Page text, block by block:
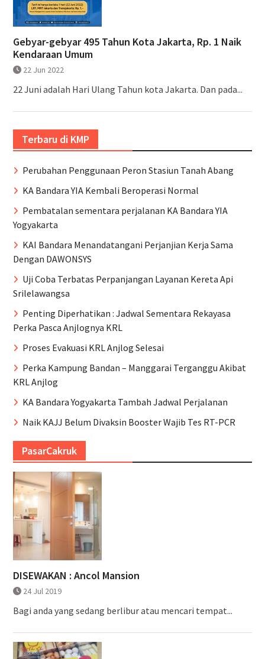
Gebyar-gebyar 495 Tahun Kota Jakarta, Rp. 1 Naik
Kendaraan Umum
22 Jun 2022
22 Juni adalah Hari Ulang Tahun kota Jakarta. Dan pada...
Terbaru di KMP
Perubahan Penggunaan Peron Stasiun Tanah Abang
KA Bandara YIA Kembali Beroperasi Normal
Pembatalan sementara perjalanan KA Bandara YIA
Yogyakarta
KAI Bandara Menandatangani Perjanjian Kerja Sama
Dengan DAWONSYS
Uji Coba Terbatas Perpanjangan Layanan Kereta Api
Srilelawangsa
Penting Diperhatikan : Jadwal Sementara Rekayasa
Perka Pasca Anjlognya KRL
Proses Evakuasi KRL Anjlog Selesai
Perka Kampung Bandan – Manggarai Terganggu Akibat
KRL Anjlog
KA Bandara Yogyakarta Tambah Jadwal Perjalanan
Naik KAJJ Belum Divaksin Booster Wajib Tes RT-PCR
PasarCakruk
DISEWAKAN : Ancol Mansion
24 Jul 2019
Bagi anda yang sedang berlibur atau mencari tempat...